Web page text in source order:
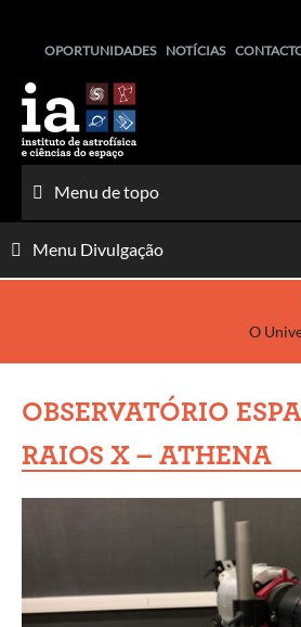
conteúdo
OPORTUNIDADES NOTÍCIAS
Menu de topo
Menu Divulgação
O
OBSERVATÓRIO
RAIOS X – ATHENA